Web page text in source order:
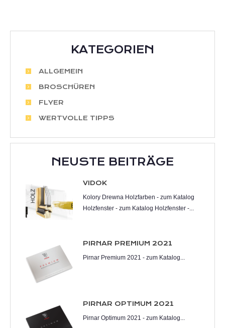
KATEGORIEN
ALLGEMEIN
BROSCHÜREN
FLYER
WERTVOLLE TIPPS
NEUSTE BEITRÄGE
VIDOK
Kolory Drewna Holzfarben - zum Katalog
Holzfenster - zum Katalog Holzfenster -...
PIRNAR PREMIUM 2021
Pirnar Premium 2021 - zum Katalog...
PIRNAR OPTIMUM 2021
Pirnar Optimum 2021 - zum Katalog...